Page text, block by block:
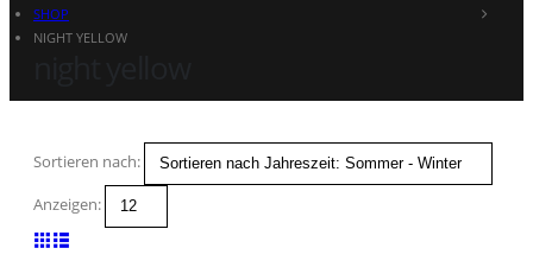
SHOP
NIGHT YELLOW
Sortieren nach:
Anzeigen: